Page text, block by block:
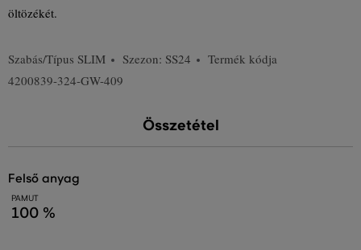
öltözékét.
Szabás/Típus SLIM Szezon: SS24
Termék kódja
4200839-324-GW-409
Összetétel
felső anyag
PAMUT
100 %